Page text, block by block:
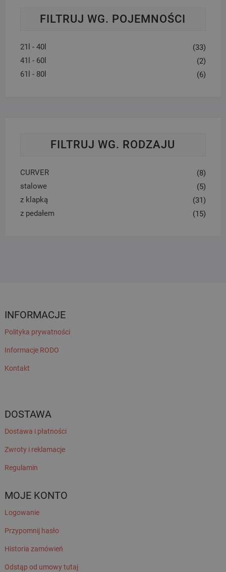
FILTRUJ WG. POJEMNOŚCI
21l - 40l
(33)
41l - 60l
(2)
61l - 80l
(6)
FILTRUJ WG. RODZAJU
CURVER
(8)
stalowe
(5)
z klapką
(31)
z pedałem
(15)
INFORMACJE
Polityka prywatności
Informacje RODO
Kontakt
DOSTAWA
Dostawa i płatności
Zwroty i reklamacje
Regulamin
MOJE KONTO
Logowanie
Przypomnij hasło
Historia zamówień
Odstąp od umowy tutaj